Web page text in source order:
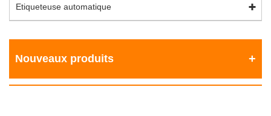
Etiqueteuse automatique
Nouveaux produits